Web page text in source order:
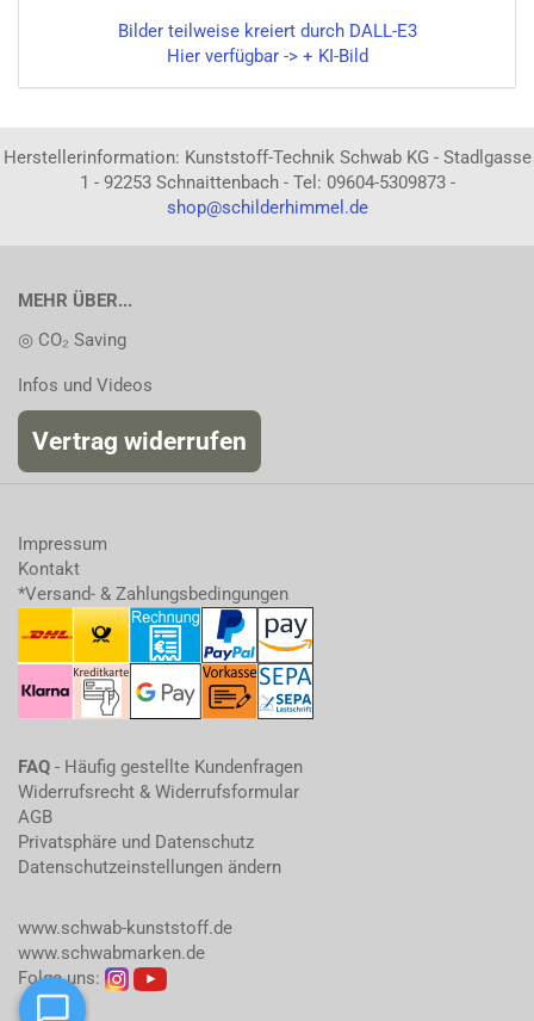
Bilder teilweise kreiert durch DALL-E3
Hier verfügbar -> + KI-Bild
Herstellerinformation: Kunststoff-Technik Schwab KG - Stadlgasse
1 - 92253 Schnaittenbach - Tel: 09604-5309873 -
shop@schilderhimmel.de
MEHR ÜBER...
◎ CO₂ Saving
Infos und Videos
Vertrag widerrufen
Impressum
Kontakt
*Versand- & Zahlungsbedingungen
FAQ - Häufig gestellte Kundenfragen
Widerrufsrecht & Widerrufsformular
AGB
Privatsphäre und Datenschutz
Datenschutzeinstellungen ändern
www.schwab-kunststoff.de
www.schwabmarken.de
Folge uns: